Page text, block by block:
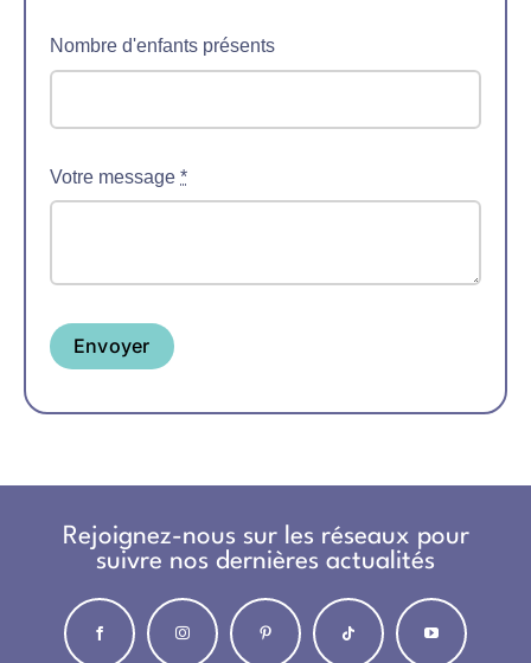
Nombre d'enfants présents
Votre message *
Envoyer
Rejoignez-nous sur les réseaux pour
suivre nos dernières actualités